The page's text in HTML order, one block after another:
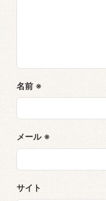
名前 ※
メール ※
サイト